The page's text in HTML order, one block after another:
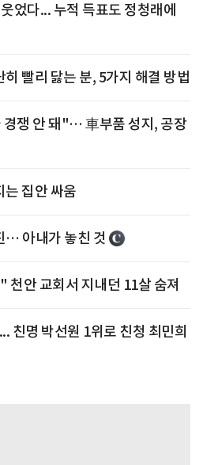
었다... 누적 득표도 정청래에
빨리 닳는 분, 5가지 해결 방법
경쟁 안 돼"… 車부품 성지, 공장
는 집안 싸움
… 아내가 놓친 것
천안 교회서 지내던 11살 숨져
친명 박선원 1위로 친청 최민희